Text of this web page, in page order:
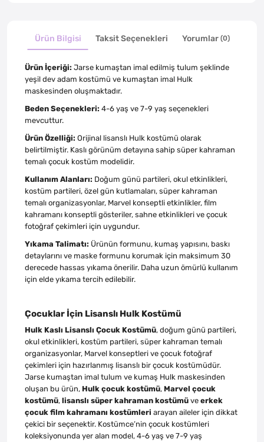
Ürün Bilgisi Taksit Seçenekleri Yorumlar (0)
Ürün İçeriği: Jarse kumaştan imal edilmiş tulum şeklinde
yeşil dev adam kostümü ve kumaştan imal Hulk
maskesinden oluşmaktadır.
Beden Seçenekleri: 4-6 yaş ve 7-9 yaş seçenekleri
mevcuttur.
Ürün Özelliği: Orijinal lisanslı Hulk kostümü olarak
belirtilmiştir. Kaslı görünüm detayına sahip süper kahraman
temalı çocuk kostüm modelidir.
Kullanım Alanları: Doğum günü partileri, okul etkinlikleri,
kostüm partileri, özel gün kutlamaları, süper kahraman
temalı organizasyonlar, Marvel konseptli etkinlikler, film
kahramanı konseptli gösteriler, sahne etkinlikleri ve çocuk
fotoğraf çekimleri için uygundur.
Yıkama Talimatı: Ürünün formunu, kumaş yapısını, baskı
detaylarını ve maske formunu korumak için maksimum 30
derecede hassas yıkama önerilir. Daha uzun ömürlü kullanım
için elde yıkama tercih edilebilir.
Çocuklar İçin Lisanslı Hulk Kostümü
Hulk Kaslı Lisanslı Çocuk Kostümü, doğum günü partileri,
okul etkinlikleri, kostüm partileri, süper kahraman temalı
organizasyonlar, Marvel konseptleri ve çocuk fotoğraf
çekimleri için hazırlanmış lisanslı bir çocuk kostümüdür.
Jarse kumaştan imal tulum ve kumaş Hulk maskesinden
oluşan bu ürün, Hulk çocuk kostümü, Marvel çocuk
kostümü, lisanslı süper kahraman kostümü ve erkek
çocuk film kahramanı kostümleri arayan aileler için dikkat
çekici bir seçenektir. Kostümce’nin çocuk kostümleri
koleksiyonunda yer alan model, 4-6 yaş ve 7-9 yaş